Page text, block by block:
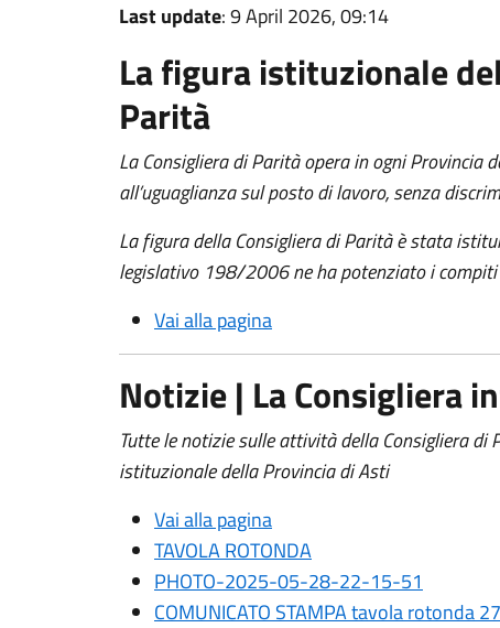
Last update: 9 April 2026, 09:14
La figura istituzionale
Parità
La Consigliera di Parità opera in ogni Provincia
all’uguaglianza sul posto di lavoro, senza
La figura della Consigliera di Parità è stata
legislativo 198/2006 ne ha potenziato i compiti
Vai alla pagina
Notizie | La Consigliera
Tutte le notizie sulle attività della Consigliera
istituzionale della Provincia di Asti
Vai alla pagina
TAVOLA ROTONDA
PHOTO-2025-05-28-22-15-51
COMUNICATO STAMPA tavola rotonda